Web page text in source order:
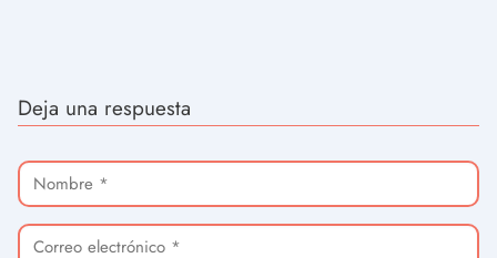
Deja una respuesta